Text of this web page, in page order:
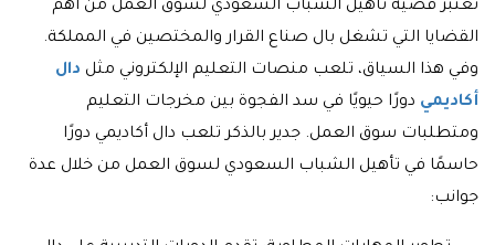
تعتبر قضية تأهيل الشباب السعودي لسوق العمل من أهم
القضايا التي تشغل بال صناع القرار والمختصين في المملكة.
وفي هذا السياق، تلعب منصات التعليم الإلكتروني مثل دال
أكاديمي دورًا حيويًا في سد الفجوة بين مخرجات التعليم
ومتطلبات سوق العمل. جدير بالذكر تلعب دال أكاديمي دورًا
حاسمًا في تأهيل الشباب السعودي لسوق العمل من خلال عدة
جوانب: